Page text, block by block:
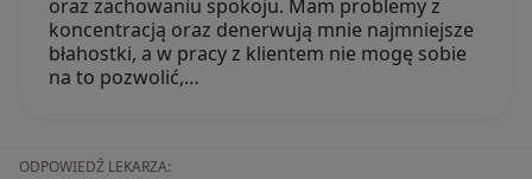
oraz zachowaniu spokoju. Mam problemy z
koncentracją oraz denerwują mnie najmniejsze
błahostki, a w pracy z klientem nie mogę sobie
na to pozwolić,…
ODPOWIEDŹ LEKARZA: